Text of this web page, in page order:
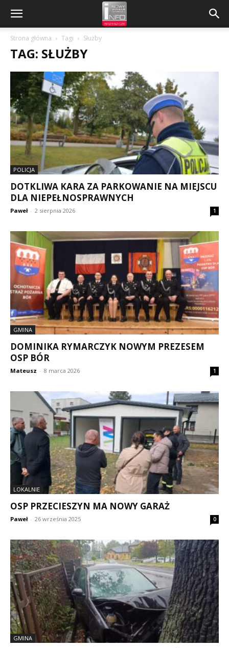
Strona główna Tagi Służby
TAG: SŁUŻBY
POLICJA
DOTKLIWA KARA ZA PARKOWANIE NA MIEJSCU
DLA NIEPEŁNOSPRAWNYCH
Paweł - 2 sierpnia 2026 1
GMINA
DOMINIKA RYMARCZYK NOWYM PREZESEM
OSP BÓR
Mateusz - 8 marca 2026 1
LOKALNIE
OSP PRZECIESZYN MA NOWY GARAŻ
Paweł - 26 września 2025 0
GMINA